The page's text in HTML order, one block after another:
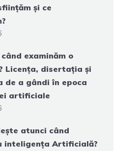
și ce
când examinăm o
Licența, disertația și
de a gândi în epoca
artificiale
atunci când
inteligența Artificială?